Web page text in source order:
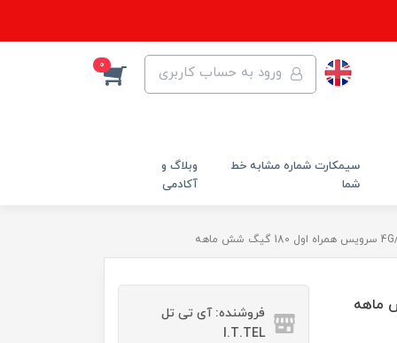
ورود به حساب کاربری 0
سیمکارت شماره مشابه خط
شما
وبلاگ و
آکادمی
فروشنده: آی تی تل
I.T.TEL